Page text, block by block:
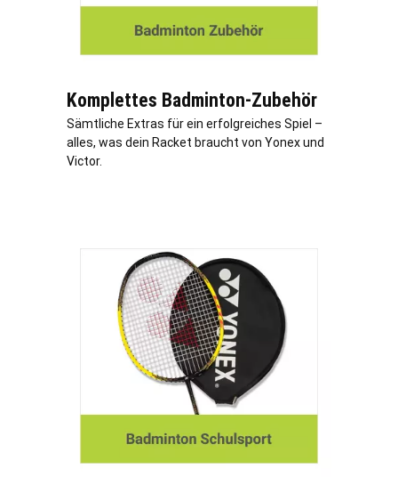
Komplettes Badminton-Zubehör
Sämtliche Extras für ein erfolgreiches Spiel –
alles, was dein Racket braucht von Yonex und
Victor.